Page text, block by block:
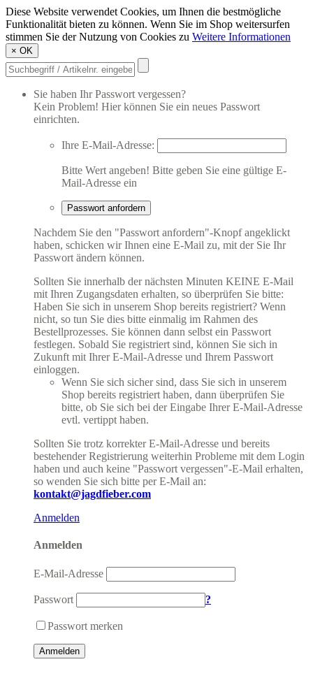
Diese Website verwendet Cookies, um Ihnen die bestmögliche
Funktionalität bieten zu können. Wenn Sie im Shop weitersurfen
stimmen Sie der Nutzung von Cookies zu Weitere Informationen
× OK
Sie haben Ihr Passwort vergessen?
Kein Problem! Hier können Sie ein neues Passwort
einrichten.
Ihre E-Mail-Adresse:
Bitte Wert angeben! Bitte geben Sie eine gültige E-
Mail-Adresse ein
Passwort anfordern
Nachdem Sie den "Passwort anfordern"-Knopf angeklickt
haben, schicken wir Ihnen eine E-Mail zu, mit der Sie Ihr
Passwort ändern können.
Sollten Sie innerhalb der nächsten Minuten KEINE E-Mail
mit Ihren Zugangsdaten erhalten, so überprüfen Sie bitte:
Haben Sie sich in unserem Shop bereits registriert? Wenn
nicht, so tun Sie dies bitte einmalig im Rahmen des
Bestellprozesses. Sie können dann selbst ein Passwort
festlegen. Sobald Sie registriert sind, können Sie sich in
Zukunft mit Ihrer E-Mail-Adresse und Ihrem Passwort
einloggen.
Wenn Sie sich sicher sind, dass Sie sich in unserem
Shop bereits registriert haben, dann überprüfen Sie
bitte, ob Sie sich bei der Eingabe Ihrer E-Mail-Adresse
evtl. vertippt haben.
Sollten Sie trotz korrekter E-Mail-Adresse und bereits
bestehender Registrierung weiterhin Probleme mit dem Login
haben und auch keine "Passwort vergessen"-E-Mail erhalten,
so wenden Sie sich bitte per E-Mail an:
kontakt@jagdfieber.com
Anmelden
Anmelden
E-Mail-Adresse
Passwort ?
Passwort merken
Anmelden